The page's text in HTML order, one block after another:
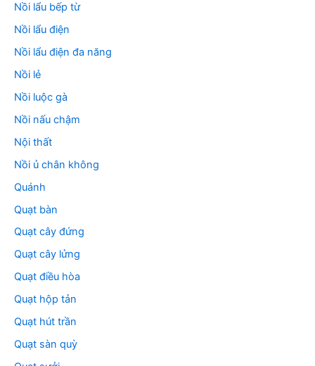
Nồi lẩu bếp từ
Nồi lẩu điện
Nồi lẩu điện đa năng
Nồi lẻ
Nồi luộc gà
Nồi nấu chậm
Nội thất
Nồi ủ chân không
Quánh
Quạt bàn
Quạt cây đứng
Quạt cây lửng
Quạt điều hòa
Quạt hộp tản
Quạt hút trần
Quạt sàn quỳ